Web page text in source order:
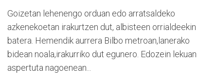
Goizetan lehenengo orduan edo arratsaldeko
azkenekoetan irakurtzen dut, albisteen orrialdeekin
batera. Hemendik aurrera Bilbo metroan,lanerako
bidean noala,irakurriko dut egunero. Edozein lekuan
aspertuta nagoenean...